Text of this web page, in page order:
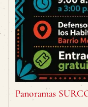
Panoramas